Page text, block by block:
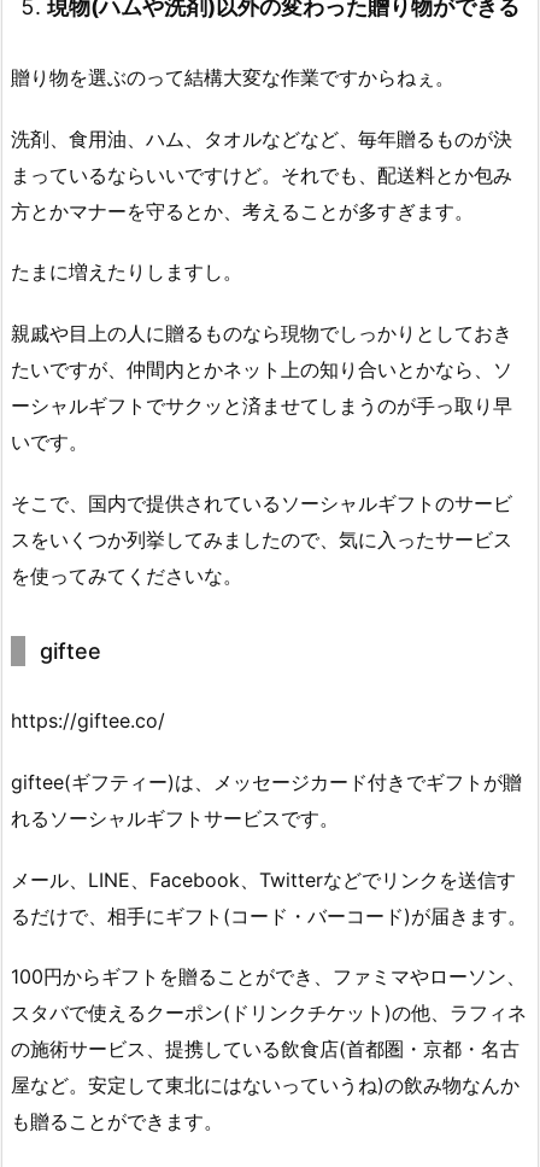
現物(ハムや洗剤)以外の変わった贈り物ができる
贈り物を選ぶのって結構大変な作業ですからねぇ。
洗剤、食用油、ハム、タオルなどなど、毎年贈るものが決
まっているならいいですけど。それでも、配送料とか包み
方とかマナーを守るとか、考えることが多すぎます。
たまに増えたりしますし。
親戚や目上の人に贈るものなら現物でしっかりとしておき
たいですが、仲間内とかネット上の知り合いとかなら、ソ
ーシャルギフトでサクッと済ませてしまうのが手っ取り早
いです。
そこで、国内で提供されているソーシャルギフトのサービ
スをいくつか列挙してみましたので、気に入ったサービス
を使ってみてくださいな。
giftee
https://giftee.co/
giftee(ギフティー)は、メッセージカード付きでギフトが贈
れるソーシャルギフトサービスです。
メール、LINE、Facebook、Twitterなどでリンクを送信す
るだけで、相手にギフト(コード・バーコード)が届きます。
100円からギフトを贈ることができ、ファミマやローソン、
スタバで使えるクーポン(ドリンクチケット)の他、ラフィネ
の施術サービス、提携している飲食店(首都圏・京都・名古
屋など。安定して東北にはないっていうね)の飲み物なんか
も贈ることができます。